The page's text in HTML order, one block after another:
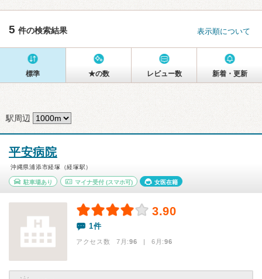
5 件の検索結果 表示順について
標準 ★の数 レビュー数 新着・更新
駅周辺
平安病院
沖縄県浦添市経塚（経塚駅）
駐車場あり マイナ受付(スマホ可) 女医在籍
3.90
1件
アクセス数 7月:96 | 6月:96